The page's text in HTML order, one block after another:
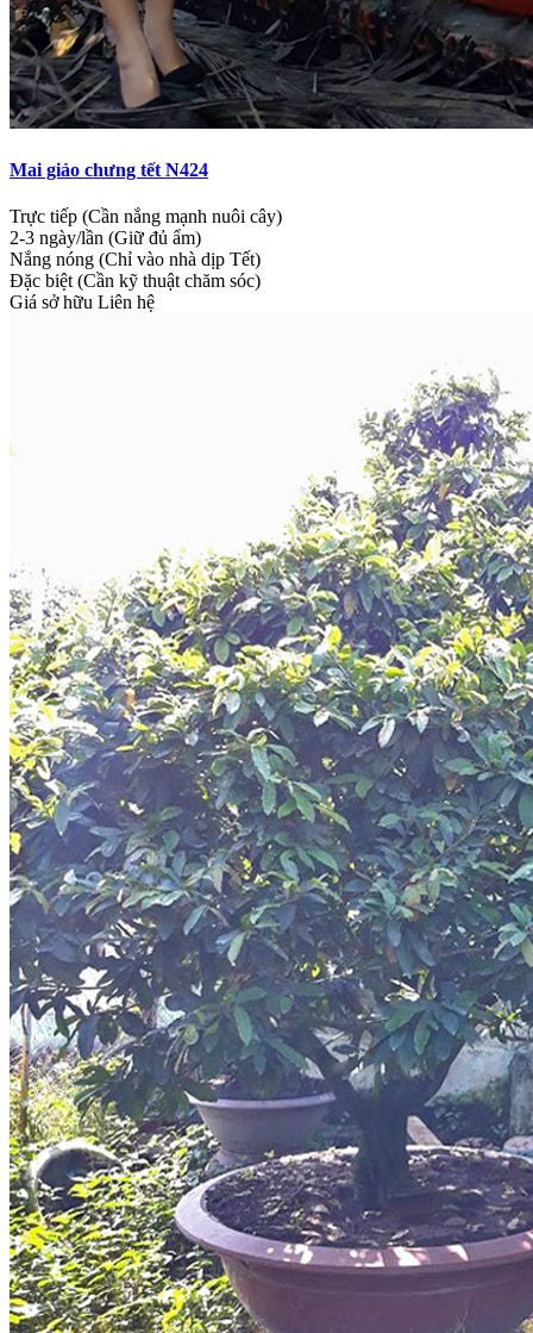
Mai giảo chưng tết N424
Trực tiếp (Cần nắng mạnh nuôi cây)
2-3 ngày/lần (Giữ đủ ẩm)
Nắng nóng (Chỉ vào nhà dịp Tết)
Đặc biệt (Cần kỹ thuật chăm sóc)
Giá sở hữu Liên hệ